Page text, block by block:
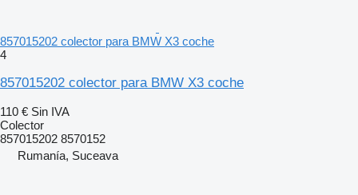
857015202 colector para BMW X3 coche
4
857015202 colector para BMW X3 coche
110 € Sin IVA
Colector
857015202 8570152
Rumanía, Suceava